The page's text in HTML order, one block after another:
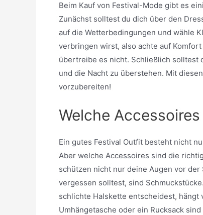
Beim Kauf von Festival-Mode gibt es
Zunächst solltest du dich über den
auf die Wetterbedingungen und wähle
verbringen wirst, also achte auf
übertreibe es nicht. Schließlich solltest
und die Nacht zu überstehen. Mit
vorzubereiten!
Welche
Ein gutes Festival Outfit besteht nicht
Aber welche Accessoires sind die
schützen nicht nur deine Augen vor
vergessen solltest, sind
schlichte Halskette entscheidest,
Umhängetasche oder ein Rucksack